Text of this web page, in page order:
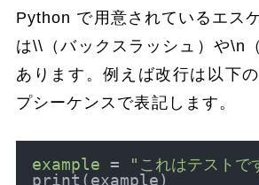
Python で用意されているエス
は\\（バックスラッシュ）や\n
あります。例えば改行は以下
プシーケンスで表記します。
example =
"これはテスト